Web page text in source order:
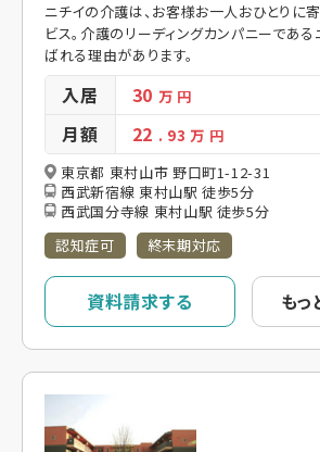
ニチイの介護は、お客様お一人おひとりに
ビス。介護のリーディングカンパニーであ
ばれる理由があります。
入居 30万 円
月額 22 . 93万 円
東京都 東村山市 野口町1-12-31
西武新宿線 東村山駅 徒歩5分
西武国分寺線 東村山駅 徒歩5分
認知症可
終末期対応
資料請求する もっ